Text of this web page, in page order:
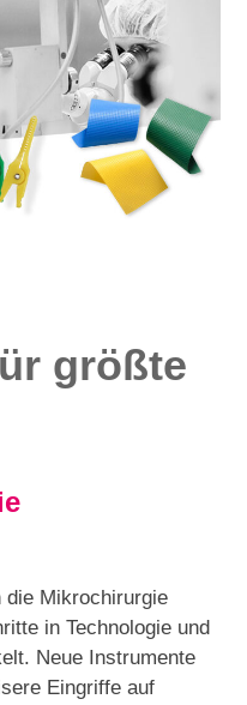
größte
die Mikrochirurgie
in Technologie und
Neue Instrumente
Eingriffe auf